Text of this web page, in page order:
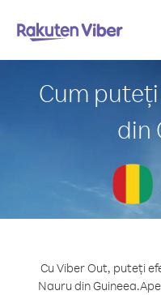
Cum
din
Cu Viber Out, puteți
Nauru din Guineea.